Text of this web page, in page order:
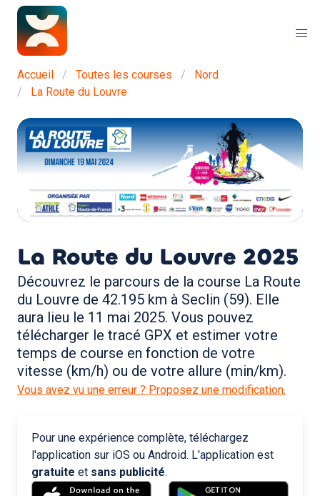
Accueil Toutes les courses
Nord
La Route du Louvre
La Route du Louvre 2025
Découvrez le parcours de la course La Route
du Louvre de 42.195 km à Seclin (59). Elle
aura lieu le 11 mai 2025. Vous pouvez
télécharger le tracé GPX et estimer votre
temps de course en fonction de votre
vitesse (km/h) ou de votre allure (min/km).
Vous avez vu une erreur ? Proposez une modification.
Pour une expérience complète, téléchargez
l'application sur iOS ou Android. L'application est
gratuite et sans publicité.